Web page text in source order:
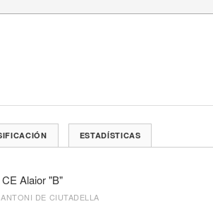
ESTADÍSTICAS
CE Alaior "B"
DE CIUTADELLA